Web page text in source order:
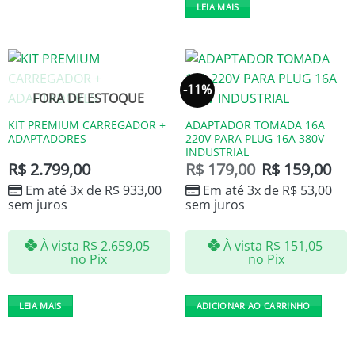
LEIA MAIS
FORA DE ESTOQUE
KIT PREMIUM CARREGADOR +
ADAPTADORES
R$2.799,00
Em até 3x de R$933,00
sem juros
À vista R$2.659,05
no Pix
LEIA MAIS
-11%
ADAPTADOR TOMADA 16A
220V PARA PLUG 16A 380V
INDUSTRIAL
R$179,00 R$159,00
Em até 3x de R$53,00
sem juros
À vista R$151,05
no Pix
ADICIONAR AO CARRINHO